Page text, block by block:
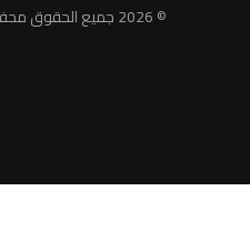
© 2026 جميع الحقوق محفوظة لـ